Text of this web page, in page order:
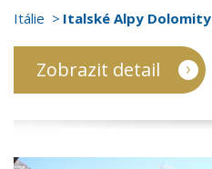
Itálie Italské Alpy Dolomity
Zobrazit detail